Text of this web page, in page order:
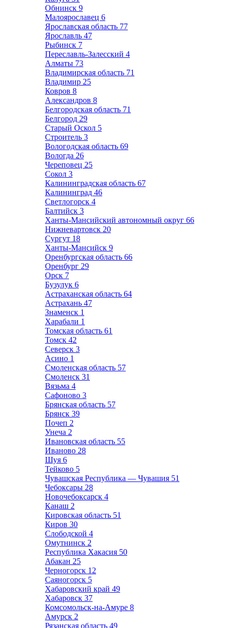
Обнинск 9
Малоярославец 6
Ярославская область 77
Ярославль 47
Рыбинск 7
Переславль-Залесский 4
Алматы 73
Владимирская область 71
Владимир 25
Ковров 8
Александров 8
Белгородская область 71
Белгород 29
Старый Оскол 5
Строитель 3
Вологодская область 69
Вологда 26
Череповец 25
Сокол 3
Калининградская область 67
Калининград 46
Светлогорск 4
Балтийск 3
Ханты-Мансийский автономный округ 66
Нижневартовск 20
Сургут 18
Ханты-Мансийск 9
Оренбургская область 66
Оренбург 29
Орск 7
Бузулук 6
Астраханская область 64
Астрахань 47
Знаменск 1
Харабали 1
Томская область 61
Томск 42
Северск 3
Асино 1
Смоленская область 57
Смоленск 31
Вязьма 4
Сафоново 3
Брянская область 57
Брянск 39
Почеп 2
Унеча 2
Ивановская область 55
Иваново 28
Шуя 6
Тейково 5
Чувашская Республика — Чувашия 51
Чебоксары 28
Новочебоксарск 4
Канаш 2
Кировская область 51
Киров 30
Слободской 4
Омутнинск 2
Республика Хакасия 50
Абакан 25
Черногорск 12
Саяногорск 5
Хабаровский край 49
Хабаровск 37
Комсомольск-на-Амуре 8
Амурск 2
Рязанская область 49